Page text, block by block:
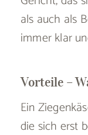
als auch als
immer klar
Vorteile –
Ein
die sich erst